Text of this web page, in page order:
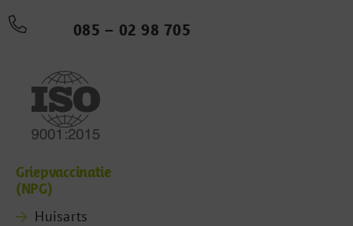
085 – 02 98 705
Griepvaccinatie
(NPG)
Huisarts